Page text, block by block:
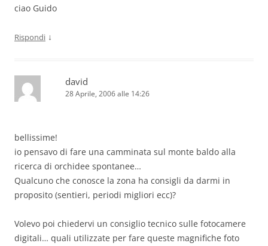
ciao Guido
Rispondi ↓
david
28 Aprile, 2006 alle 14:26
bellissime!
io pensavo di fare una camminata sul monte baldo alla
ricerca di orchidee spontanee…
Qualcuno che conosce la zona ha consigli da darmi in
proposito (sentieri, periodi migliori ecc)?
Volevo poi chiedervi un consiglio tecnico sulle fotocamere
digitali… quali utilizzate per fare queste magnifiche foto